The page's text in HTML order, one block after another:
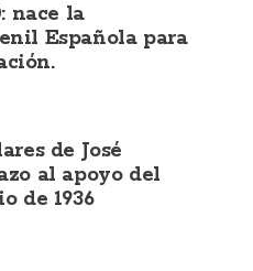
nace la
Española para
de José
al apoyo del
de 1936